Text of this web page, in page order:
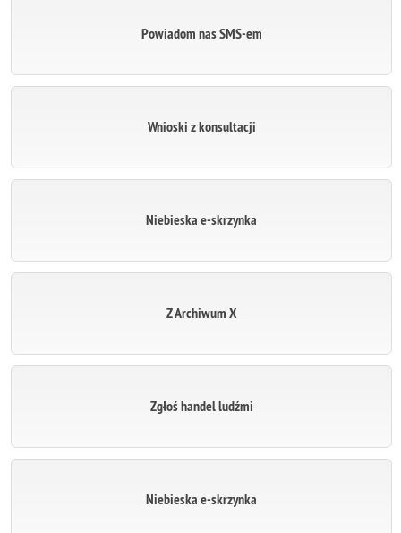
Powiadom nas SMS-em
Wnioski z konsultacji
Niebieska e-skrzynka
Z Archiwum X
Zgłoś handel ludźmi
Niebieska e-skrzynka